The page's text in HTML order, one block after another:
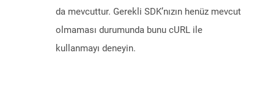
da mevcuttur. Gerekli SDK’nızın henüz mevcut
olmaması durumunda bunu cURL ile
kullanmayı deneyin.